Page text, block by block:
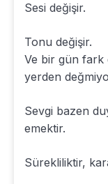
Sesi değişir.
Tonu değişir.
Ve bir gün fark
yerden
Sevgi bazen
emektir.
Sürekliliktir,